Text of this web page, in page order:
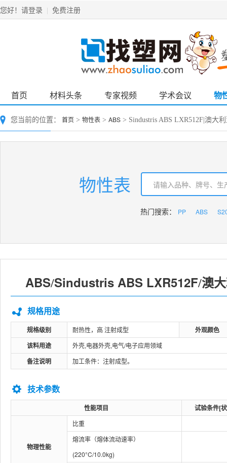
您好！ 请登录 免费注册
首页 材料头条 专家视频 学术会议 物
您当前的位置： 首页 > 物性表 > ABS > Sindustris ABS LXR512F|澳大
物性表
热门搜索： PP ABS
ABS/Sindustris ABS LXR512F/澳
规格用途
规格级别 耐热性，高 注射成型
外观颜色
该料用途
外壳,电器外壳,电气/电子应用领域
备注说明 加工条件：注射成型。
技术参数
性能项目 试验条件[
物理性能
比重
熔流率（熔体流动速率）
(220°C/10.0kg)